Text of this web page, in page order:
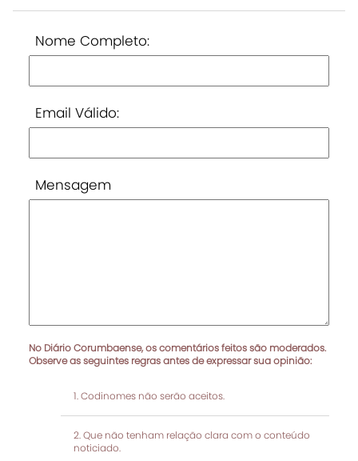
Nome Completo:
Email Válido:
Mensagem
No Diário Corumbaense, os comentários feitos são moderados.
Observe as seguintes regras antes de expressar sua opinião:
Codinomes não serão aceitos.
Que não tenham relação clara com o conteúdo
noticiado.